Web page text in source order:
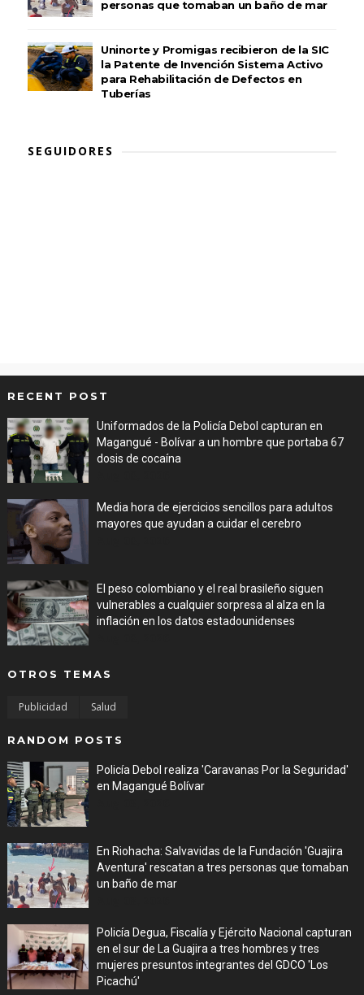
personas que tomaban un baño de mar
Uninorte y Promigas recibieron de la SIC
la Patente de Invención Sistema Activo
para Rehabilitación de Defectos en
Tuberías
SEGUIDORES
RECENT POST
Uniformados de la Policía Debol capturan en
Magangué - Bolívar a un hombre que portaba 67
dosis de cocaína
Media hora de ejercicios sencillos para adultos
mayores que ayudan a cuidar el cerebro
El peso colombiano y el real brasileño siguen
vulnerables a cualquier sorpresa al alza en la
inflación en los datos estadounidenses
OTROS TEMAS
Publicidad Salud
RANDOM POSTS
Policía Debol realiza 'Caravanas Por la Seguridad'
en Magangué Bolívar
En Riohacha: Salvavidas de la Fundación 'Guajira
Aventura' rescatan a tres personas que tomaban
un baño de mar
Policía Degua, Fiscalía y Ejército Nacional capturan
en el sur de La Guajira a tres hombres y tres
mujeres presuntos integrantes del GDCO 'Los
Picachú'